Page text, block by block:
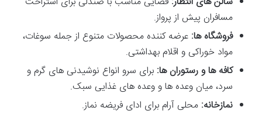
مسافران پیش از پرواز.
فروشگاه ها: عرضه کننده محصولات متنوع از جمله سوغات،
مواد خوراکی و اقلام بهداشتی.
کافه ها و رستوران ها: برای سرو انواع نوشیدنی های گرم و
سرد، میان وعده ها و وعده های غذایی سبک.
نمازخانه: محلی آرام برای ادای فریضه نماز.